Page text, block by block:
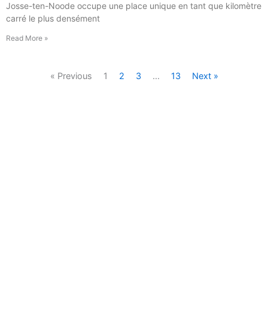
Josse-ten-Noode occupe une place unique en tant que kilomètre
carré le plus densément
Read More »
« Previous 1 2 3 … 13 Next »